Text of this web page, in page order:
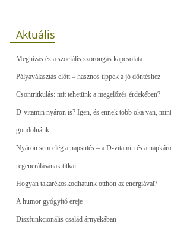
Aktuális
Meghízás és a szociális szorongás kapcsolata
Pályaválasztás előtt – hasznos tippek a jó döntéshez
Csontritkulás: mit tehetünk a megelőzés érdekében?
D-vitamin nyáron is? Igen, és ennek több oka van, mint
gondolnánk
Nyáron sem elég a napsütés – a D-vitamin és a
regenerálásának titkai
Hogyan takarékoskodhatunk otthon az energiával?
A humor gyógyító ereje
Diszfunkcionális család árnyékában